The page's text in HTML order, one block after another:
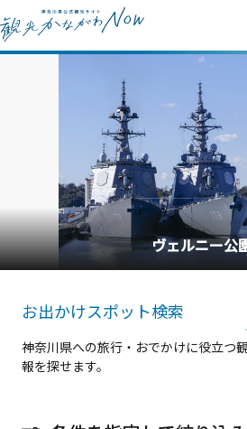
ヴェルニー公
お出かけスポット検索
神奈川県への旅行・おでかけに役立つ
報を探せます。